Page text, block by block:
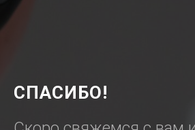
СПАСИБО!